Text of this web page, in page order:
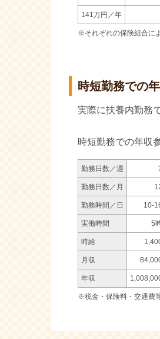
141万円／年
※それぞれの保険組合に
時短勤務での
実際に扶養内勤務
時短勤務での年収
勤務日数／週
勤務日数／月
勤務時間／日 10-
実働時間 5
時給
月収
年収
※税金・保険料・交通費